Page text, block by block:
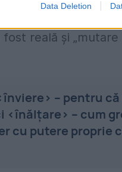
Data Deletion
sărbătoare cu
reală și „mutare
– pentru
– cum
cu putere proprie